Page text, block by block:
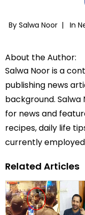
By Salwa Noor | In
About the Author:
Salwa Noor is a
publishing news
background.
for news and
recipes, daily life
currently
Related Articles